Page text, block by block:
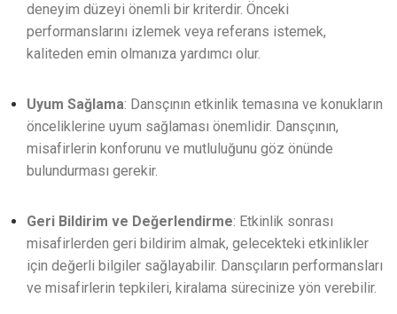
deneyim düzeyi önemli bir kriterdir. Önceki
performanslarını izlemek veya referans istemek,
kaliteden emin olmanıza yardımcı olur.
Uyum Sağlama: Dansçının etkinlik temasına ve konukların
önceliklerine uyum sağlaması önemlidir. Dansçının,
misafirlerin konforunu ve mutluluğunu göz önünde
bulundurması gerekir.
Geri Bildirim ve Değerlendirme: Etkinlik sonrası
misafirlerden geri bildirim almak, gelecekteki etkinlikler
için değerli bilgiler sağlayabilir. Dansçıların performansları
ve misafirlerin tepkileri, kiralama sürecinize yön verebilir.